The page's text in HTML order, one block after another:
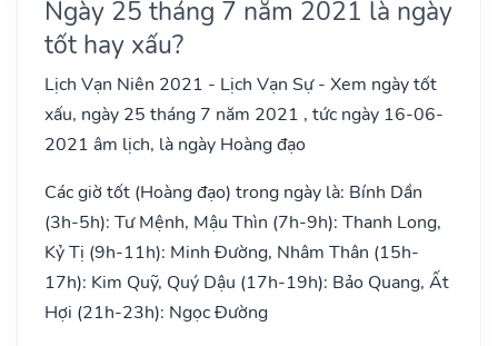
Ngày 25 tháng 7 năm 2021 là ngày
tốt hay xấu?
Lịch Vạn Niên 2021 - Lịch Vạn Sự - Xem ngày tốt
xấu, ngày 25 tháng 7 năm 2021 , tức ngày 16-06-
2021 âm lịch, là ngày Hoàng đạo
Các giờ tốt (Hoàng đạo) trong ngày là: Bính Dần
(3h-5h): Tư Mệnh, Mậu Thìn (7h-9h): Thanh Long,
Kỷ Tị (9h-11h): Minh Đường, Nhâm Thân (15h-
17h): Kim Quỹ, Quý Dậu (17h-19h): Bảo Quang, Ất
Hợi (21h-23h): Ngọc Đường